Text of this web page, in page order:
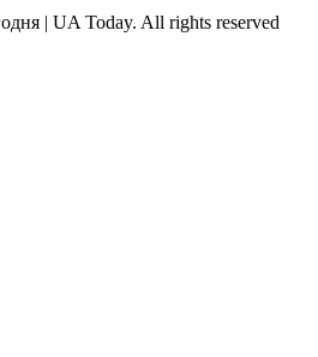
| UA Today. All rights reserved